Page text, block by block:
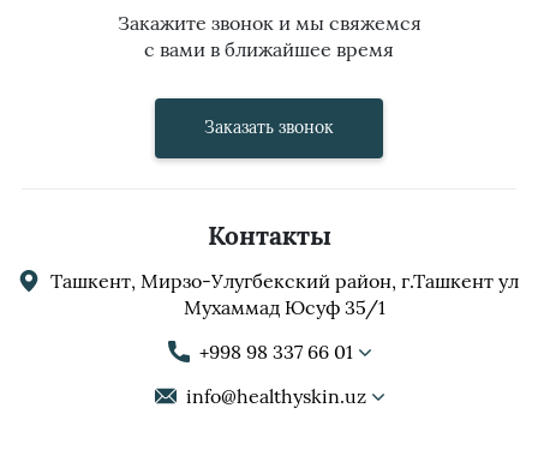
Закажите звонок и мы свяжемся
с вами в ближайшее время
Заказать звонок
Контакты
Ташкент, Мирзо-Улугбекский район, г.Ташкент ул
Мухаммад Юсуф 35/1
+998 98 337 66 01
info@healthyskin.uz